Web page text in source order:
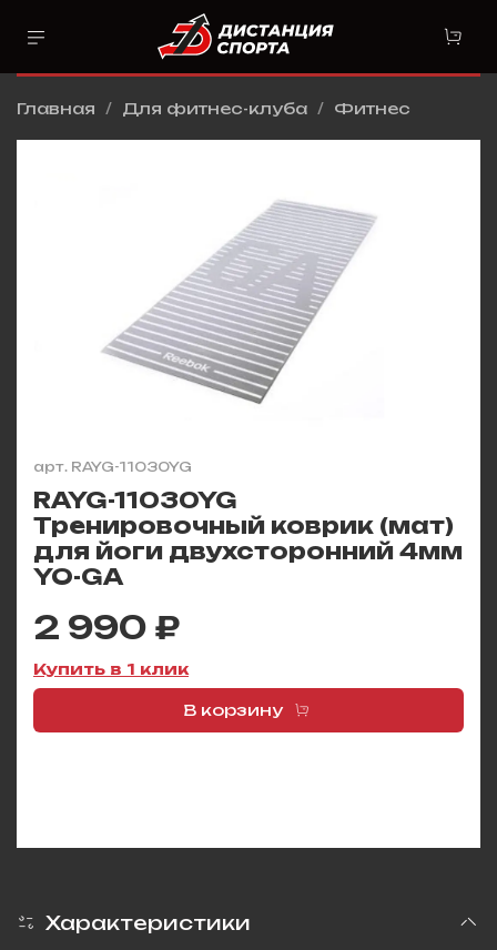
Главная Для фитнес-клуба Фитнес
арт. RAYG-11030YG
RAYG-11030YG
Тренировочный коврик (мат)
для йоги двухсторонний 4мм
YO-GA
2 990 ₽
Купить в 1 клик
В корзину
Характеристики